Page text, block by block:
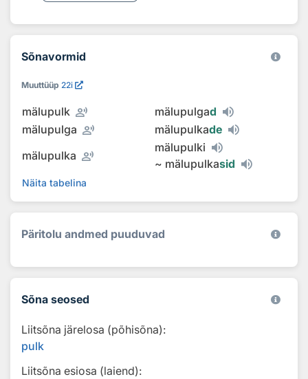
Sõnavormid
Muuttüüp 22i
mälupulk record_voice_over mälupulgad
mälupulga record_voice_over mälupulkade
mälupulka record_voice_over
mälupulki
~ mälupulkasid
Näita tabelina
Päritolu andmed puuduvad
Sõna seosed
Liitsõna järelosa (põhisõna):
pulk
Liitsõna esiosa (laiend):